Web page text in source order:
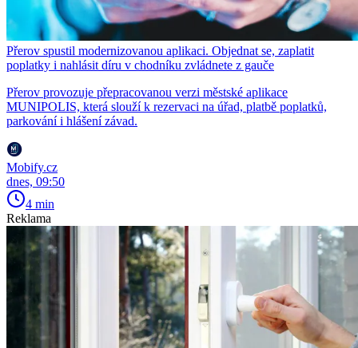
Přerov spustil modernizovanou aplikaci. Objednat se, zaplatit
poplatky i nahlásit díru v chodníku zvládnete z gauče
Přerov provozuje přepracovanou verzi městské aplikace
MUNIPOLIS, která slouží k rezervaci na úřad, platbě poplatků,
parkování i hlášení závad.
Mobify.cz
dnes, 09:50
4 min
Reklama